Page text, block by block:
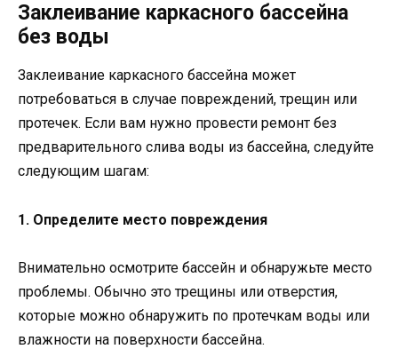
Заклеивание каркасного бассейна
без воды
Заклеивание каркасного бассейна может
потребоваться в случае повреждений, трещин или
протечек. Если вам нужно провести ремонт без
предварительного слива воды из бассейна, следуйте
следующим шагам:
1. Определите место повреждения
Внимательно осмотрите бассейн и обнаружьте место
проблемы. Обычно это трещины или отверстия,
которые можно обнаружить по протечкам воды или
влажности на поверхности бассейна.